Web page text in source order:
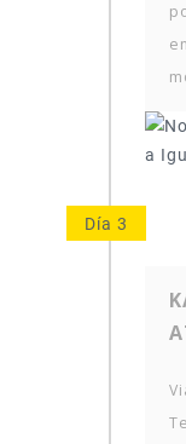
Día 3